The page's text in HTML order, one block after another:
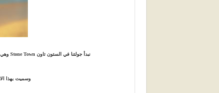
نبدأ جولتنا في الستون تاون Stone Town وهي العاصمة بنيت في بداية القرن التاسع عشر وتقع في وسط غرب الجزيرة
وسميت بهذا